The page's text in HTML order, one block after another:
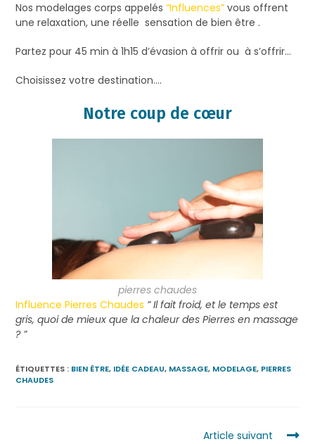
Nos modelages corps appelés“Influences” vous offrent
une relaxation, une réelle sensation de bien être .
Partez pour 45 min à 1h15 d’évasion à offrir ou à s’offrir…
Choisissez votre destination….
Notre coup de cœur
pierres chaudes
Influence Pierres Chaudes ” Il fait froid, et le temps est
gris, quoi de mieux que la chaleur des Pierres en massage
? ”
ÉTIQUETTES : BIEN ÊTRE, IDÉE CADEAU, MASSAGE, MODELAGE, PIERRES
CHAUDES
Article suivant